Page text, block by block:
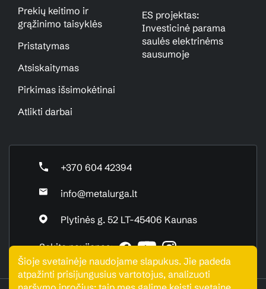
+370 604 42394
info@metalurga.lt
Plytinės g. 52 LT-45406 Kaunas
Sekite naujienas:
Šioje svetainėje naudojame slapukus. Jie padeda
atpažinti prisijungusius vartotojus, analizuoti
Prekių keitimo ir
grąžinimo taisyklės
Pristatymas
Atsiskaitymas
Pirkimas išsimokėtinai
Atlikti darbai
ES projektas:
Investicinė parama
saulės elektrinėms
sausumoje